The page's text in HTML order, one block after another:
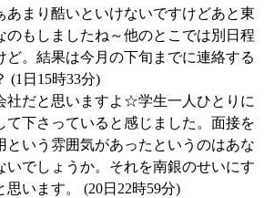
あまり酷いといけないですけどあと東
のもしましたね～他のとこでは別日程
ど。結果は今月の下旬までに連絡する
(1日15時33分)
社だと思いますよ☆学生一人ひとりに
て下さっていると感じました。面接を
という雰囲気があったというのはあな
いでしょうか。それを南銀のせいにす
思います。 (20日22時59分)